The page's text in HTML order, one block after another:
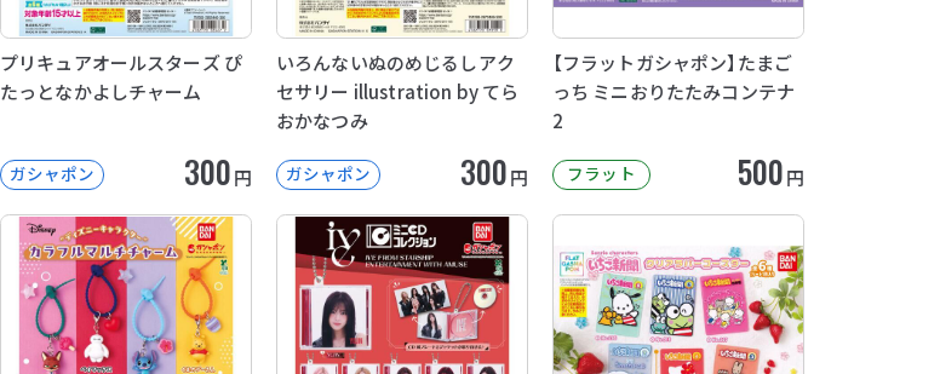
プリキュアオールスターズ ぴ
たっとなかよしチャーム
ガシャポン 300円
いろんないぬのめじるしアク
セサリー illustration by てら
おかなつみ
ガシャポン 300円
【フラットガシャポン】たまご
っち ミニおりたたみコンテナ
2
フラット 500円